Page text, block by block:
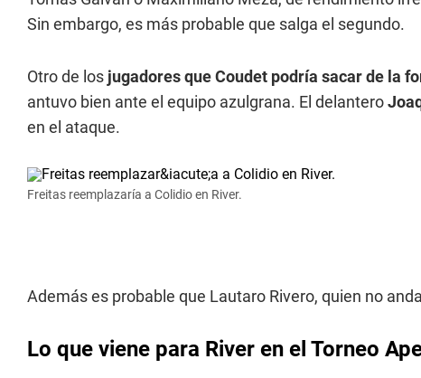
Sin embargo, es más probable que salga el segundo.
Otro de los jugadores que Coudet podría sacar de la
antuvo bien ante el equipo azulgrana. El delantero
en el ataque.
Freitas reemplazaría a Colidio en River.
Además es probable que Lautaro Rivero, quien no
Lo que viene para River en el Torneo